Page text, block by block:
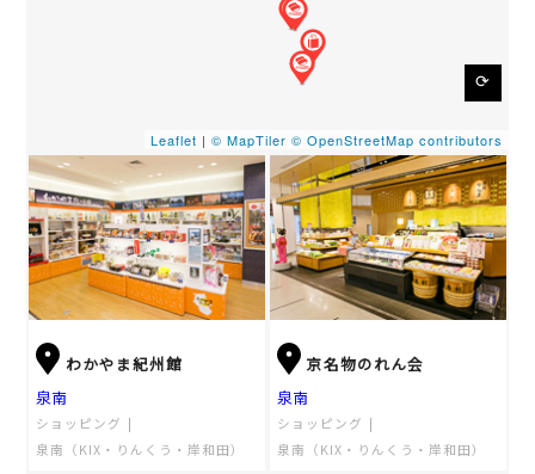
Leaflet | © MapTiler © OpenStreetMap contributors
⟳
わかやま紀州館
泉南
ショッピング
泉南（KIX・りんくう・岸和田）
京名物のれん会
泉南
ショッピング
泉南（KIX・りんくう・岸和田）